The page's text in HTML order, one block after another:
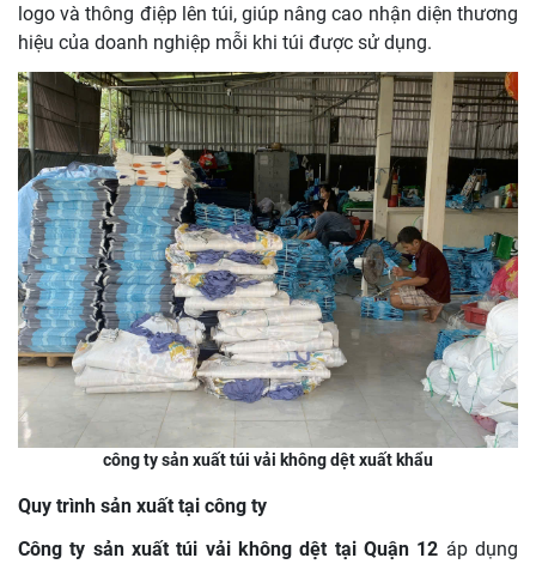
logo và thông điệp lên túi, giúp nâng cao nhận diện thương
hiệu của doanh nghiệp mỗi khi túi được sử dụng.
công ty sản xuất túi vải không dệt xuất khẩu
Quy trình sản xuất tại công ty
Công ty sản xuất túi vải không dệt tại Quận 12 áp dụng